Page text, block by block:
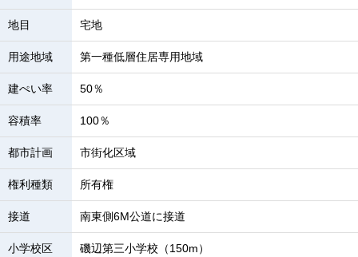
地目 宅地
用途地域 第一種低層住居専用地域
建ぺい率 50％
容積率 100％
都市計画 市街化区域
権利種類 所有権
接道 南東側6M公道に接道
小学校区 磯辺第三小学校（150m）